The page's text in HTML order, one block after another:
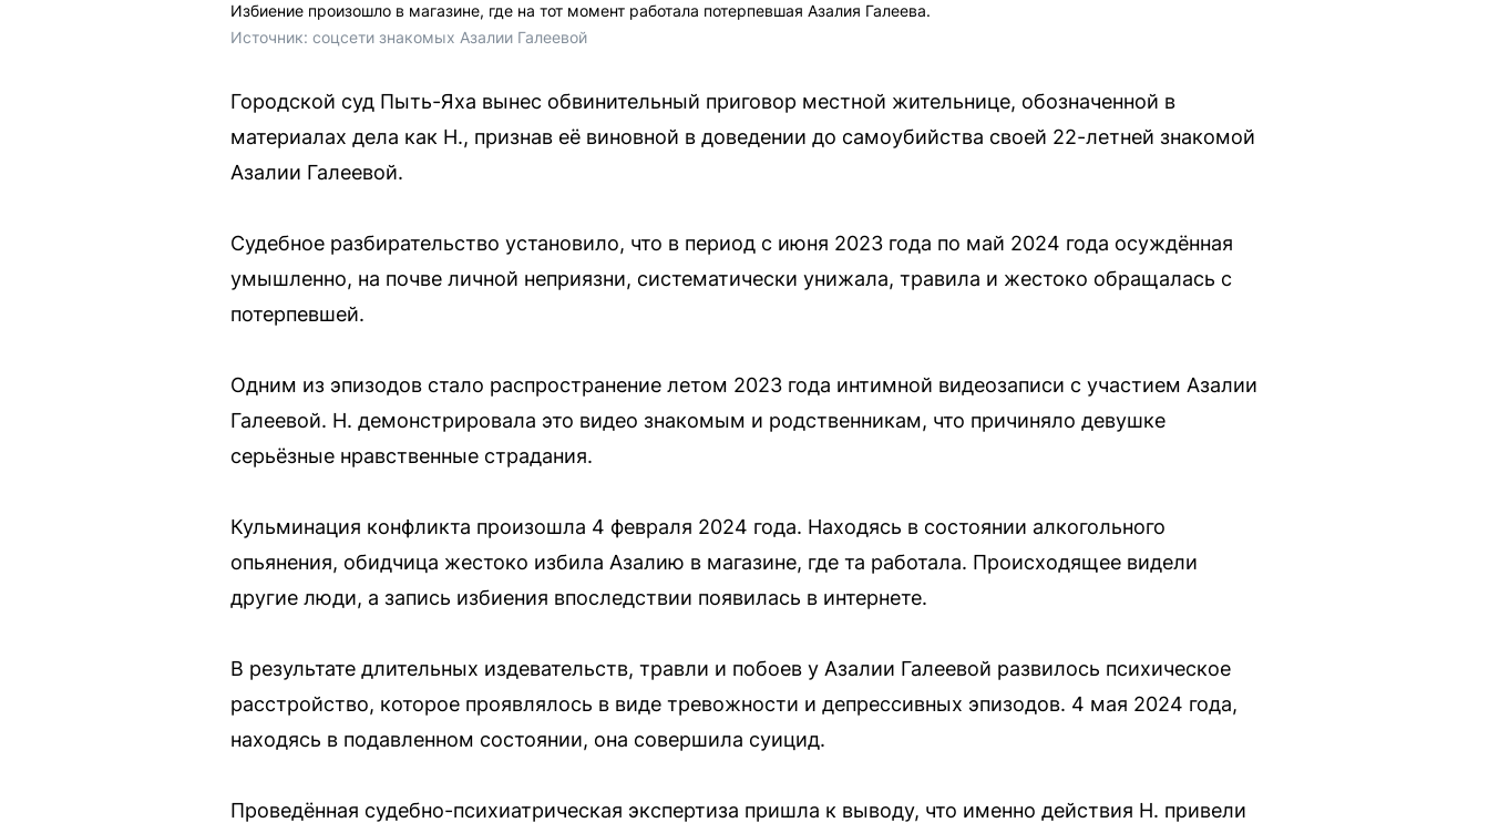
Избиение произошло в магазине, где на тот момент работала потерпевшая Азалия Галеева.
Источник: соцсети знакомых Азалии Галеевой
Городской суд Пыть-Яха вынес обвинительный приговор местной жительнице, обозначенной в
материалах дела как Н., признав её виновной в доведении до самоубийства своей 22-летней знакомой
Азалии Галеевой.
Судебное разбирательство установило, что в период с июня 2023 года по май 2024 года осуждённая
умышленно, на почве личной неприязни, систематически унижала, травила и жестоко обращалась с
потерпевшей.
Одним из эпизодов стало распространение летом 2023 года интимной видеозаписи с участием Азалии
Галеевой. Н. демонстрировала это видео знакомым и родственникам, что причиняло девушке
серьёзные нравственные страдания.
Кульминация конфликта произошла 4 февраля 2024 года. Находясь в состоянии алкогольного
опьянения, обидчица жестоко избила Азалию в магазине, где та работала. Происходящее видели
другие люди, а запись избиения впоследствии появилась в интернете.
В результате длительных издевательств, травли и побоев у Азалии Галеевой развилось психическое
расстройство, которое проявлялось в виде тревожности и депрессивных эпизодов. 4 мая 2024 года,
находясь в подавленном состоянии, она совершила суицид.
Проведённая судебно-психиатрическая экспертиза пришла к выводу, что именно действия Н. привели